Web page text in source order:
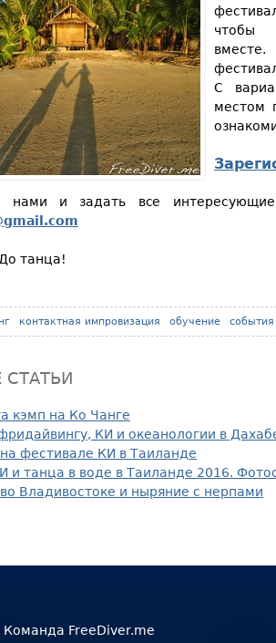
С
местом
нами и задать все
танца!
контактная импровизация обучение события
кэмп на Ко Чанге
КИ и океанологии в
фестивале КИ в Таиланде
и танца в воде в Таиланде 2016.
Владивостоке и ныряние с нерпами
FreeDiver.me